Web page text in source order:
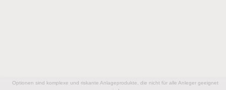
Optionen sind komplexe und riskante Anlageprodukte, die nicht für alle Anleger geeignet